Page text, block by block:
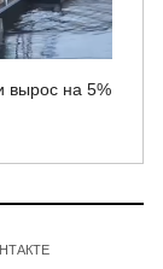
вырос на 5%